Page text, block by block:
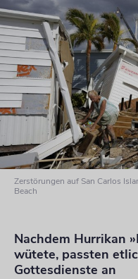
Zerstörungen auf San Carlos
Beach
Nachdem Hurrikan
wütete, passten
Gottesdienste an